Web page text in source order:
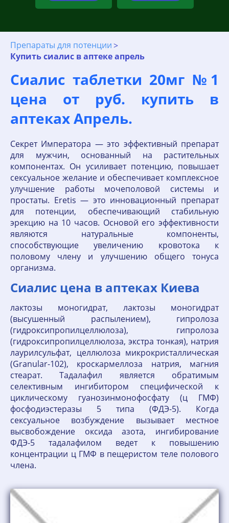
Препараты для потенции
Купить сиалис в аптеке апрель
Сиалис таблетки 20мг №1
цена от руб. купить в
аптеках Апрель.
Секрет Императора — это эффективный препарат
для мужчин, основанный на растительных
компонентах. Он усиливает потенцию, повышает
сексуальное желание и обеспечивает комплексное
улучшение работы мочеполовой системы и
простаты. Eretis — это инновационный препарат
для потенции, обеспечивающий стабильную
эрекцию на 10 часов. Основой его эффективности
являются натуральные компоненты,
способствующие увеличению кровотока к
половому члену и улучшению общего тонуса
организма.
Сиалис цена в аптеках Киева
лактозы моногидрат, лактозы моногидрат
(высушенный распылением), гипролоза
(гидроксипропилцеллюлоза), гипролоза
(гидроксипропилцеллюлоза, экстра тонкая), натрия
лаурилсульфат, целлюлоза микрокристаллическая
(Granular-102), кроскармеллоза натрия, магния
стеарат. Тадалафил является обратимым
селективным ингибитором специфической к
циклическому гуанозинмонофосфату (ц ГМФ)
фосфодиэстеразы 5 типа (ФДЭ-5). Когда
сексуальное возбуждение вызывает местное
высвобождение оксида азота, ингибирование
ФДЭ-5 тадалафилом ведет к повышению
концентрации ц ГМФ в пещеристом теле полового
члена.